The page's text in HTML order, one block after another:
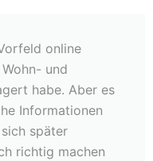
online
und
habe. Aber es
Informationen
später
richtig machen